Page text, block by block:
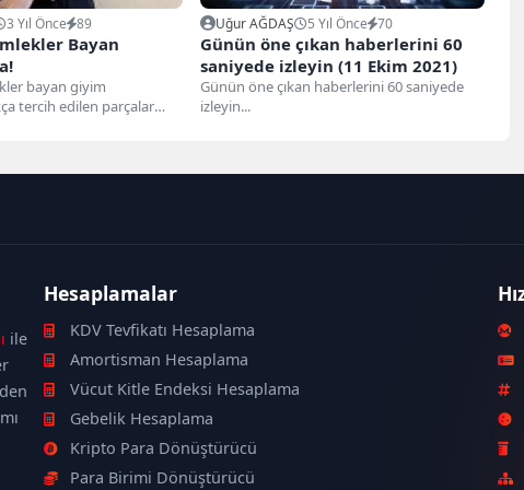
3 Yıl Önce 89
Bayan
bayan giyim
tercih edilen parçalar
Uğur AĞDAŞ 5 Yıl Önce 70
Günün öne çıkan haberlerini 60
saniyede izleyin (11 Ekim 2021)
Günün öne çıkan haberlerini 60 saniyede
izleyin...
ile
Hesaplamalar
KDV Tevfikatı Hesaplama
Amortisman Hesaplama
Vücut Kitle Endeksi Hesaplama
Gebelik Hesaplama
Kripto Para Dönüştürücü
Para Birimi Dönüştürücü